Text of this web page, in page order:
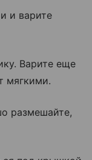
и варите
Варите еще
мягкими.
размешайте,